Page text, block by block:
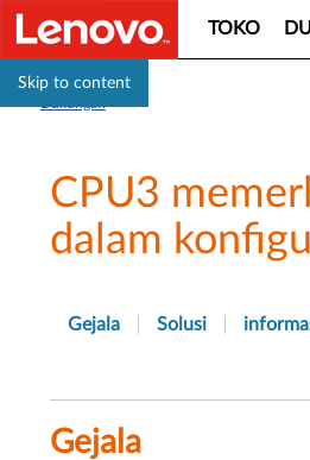
Skip to content
TOKO
CPU3
dalam
Gejala Solusi
Gejala